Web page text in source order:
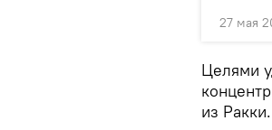
27 мая
Целями
из Ракки.